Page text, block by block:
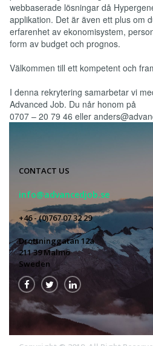
webbaserade lösningar då
applikation. Det är även ett plus om
erfarenhet av ekonomisystem,
form av budget och prognos.
Välkommen till ett kompetent och
I denna rekrytering samarbetar vi
Advanced Job. Du når honom på
0707 – 20 79 46 eller
CONTACT US
info@advancedjob.se
+46 - (0)767 07 32 29
Drottninggatan 12a
211 39 Malmö
Sweden
  